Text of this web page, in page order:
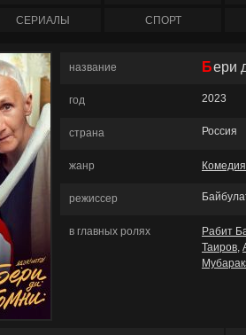
СЕРИАЛЫ СПОРТ
название Бери
год 2023
страна Россия
жанр Комедия
режиссер
в главных ролях
Рабит
Таиров,